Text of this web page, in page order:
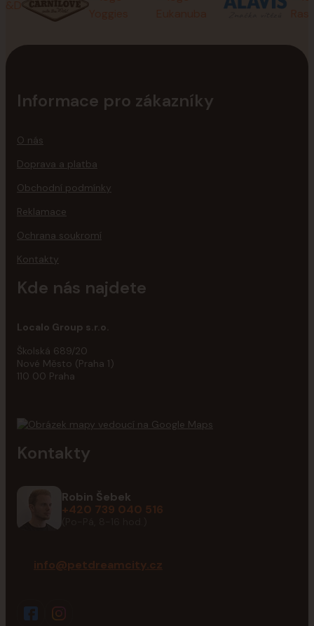
Informace pro zákazníky
O nás
Doprava a platba
Obchodní podmínky
Reklamace
Ochrana soukromí
Kontakty
Kde nás najdete
Localo Group s.r.o.
Školská 689/20
Nové Město (Praha 1)
110 00 Praha
Kontakty
Robin Šebek
+420 739 040 516
info@petdreamcity.cz